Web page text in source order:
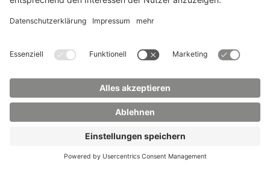
Studieren mit Kind
Wir unterstützen Familien beim Studium
mit zahlreichen Angeboten, von
Kinderbetreuung, Urlaubssemester,
Prüfungsleistungen, Beratungsangeboten,